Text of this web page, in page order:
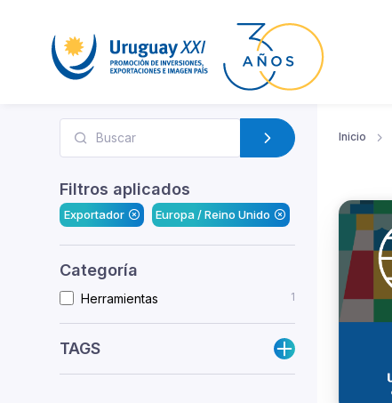
Filtros aplicados
Exportador Europa / Reino Unido
Categoría
Herramientas 1
TAGS
Inicio